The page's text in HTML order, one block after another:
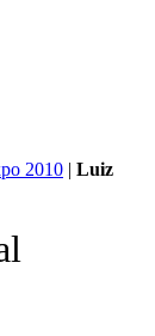
2010 | Luiz